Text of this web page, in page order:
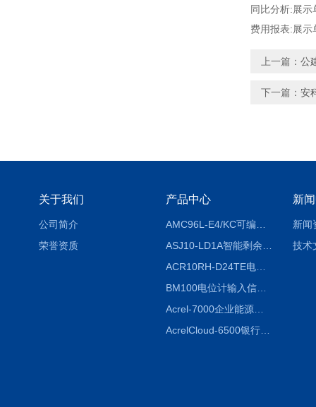
同比分析:展
费用报表:展
上一篇： 公
下一篇： 安
关于我们
公司简介
荣誉资质
产品中心
ACR10RH-D24TE电力仪表外置开口式互感器
BM100电位计输入信号隔离器
Acrel-7000企业能源管控平台
AcrelCloud-6500银行业安全用电能耗云平台
新
新闻
技术